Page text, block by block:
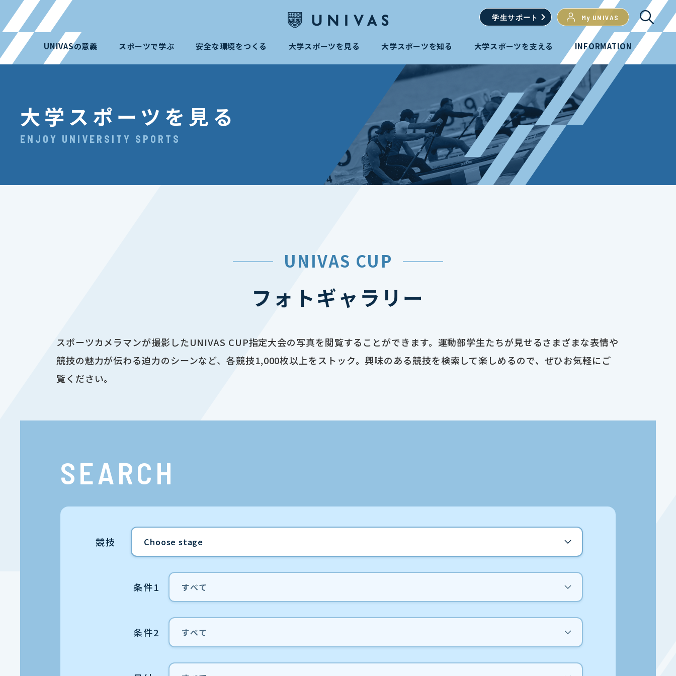
学生サポート My UNIVAS
UNIVASの意義 スポーツで学ぶ 安全な環境をつくる 大学スポーツを見る 大学スポーツを知る 大学スポーツを支える INFORMATION
大学スポーツを見る
ENJOY UNIVERSITY SPORTS
UNIVAS CUP
フォトギャラリー
スポーツカメラマンが撮影したUNIVAS CUP指定大会の写真を閲覧することができます。運動部学生たちが見せるさまざまな表情や
競技の魅力が伝わる迫力のシーンなど、各競技1,000枚以上をストック。興味のある競技を検索して楽しめるので、ぜひお気軽にご
覧ください。
SEARCH
競技
条件1
条件2